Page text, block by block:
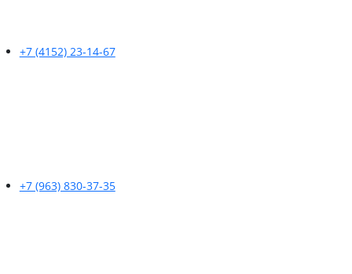
+7 (4152) 23-14-67
+7 (963) 830-37-35